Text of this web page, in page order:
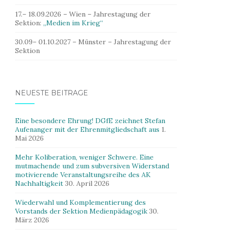
17.– 18.09.2026 – Wien – Jahrestagung der
Sektion: „Medien im Krieg“
30.09– 01.10.2027 – Münster – Jahrestagung der
Sektion
NEUESTE BEITRÄGE
Eine besondere Ehrung! DGfE zeichnet Stefan
Aufenanger mit der Ehrenmitgliedschaft aus 1.
Mai 2026
Mehr Koliberation, weniger Schwere. Eine
mutmachende und zum subversiven Widerstand
motivierende Veranstaltungsreihe des AK
Nachhaltigkeit 30. April 2026
Wiederwahl und Komplementierung des
Vorstands der Sektion Medienpädagogik 30.
März 2026